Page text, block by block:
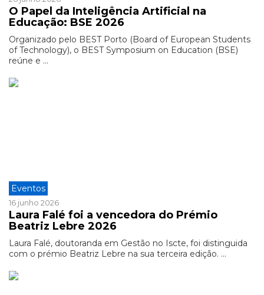
O Papel da Inteligência Artificial na
Educação: BSE 2026
Organizado pelo BEST Porto (Board of European Students
of Technology), o BEST Symposium on Education (BSE)
reúne e ...
Eventos
16 junho 2026
Laura Falé foi a vencedora do Prémio
Beatriz Lebre 2026
Laura Falé, doutoranda em Gestão no Iscte, foi distinguida
com o prémio Beatriz Lebre na sua terceira edição. ...